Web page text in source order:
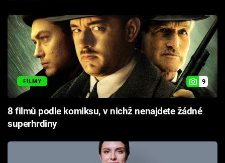
FILMY 9
8 filmů podle komiksu, v nichž nenajdete žádné
superhrdiny